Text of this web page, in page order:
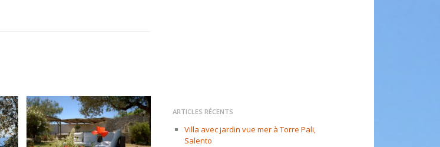
ARTICLES RÉCENTS
Villa avec jardin vue mer à Torre Pali,
Salento